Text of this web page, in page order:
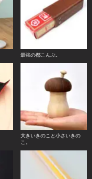
最強の都こんぶ。
大きいきのこと小さいきの
こ。